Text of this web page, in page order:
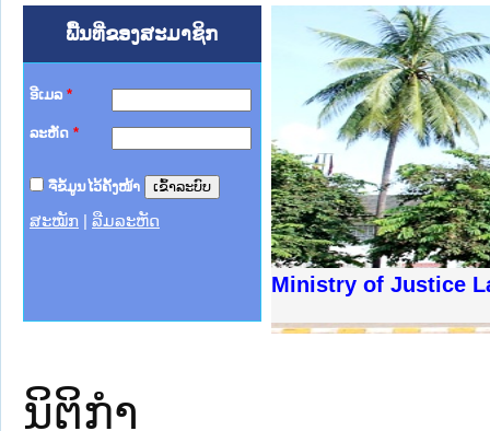
ພື້ນທີ່ຂອງສະມາຊິກ
ອີເມລ *
ລະຫັດ *
ຈື່ຂໍ້ມູນໄວ້ຄັ້ງໜ້າ
ສະໝັກ ລືມລະຫັດ
Ministry of Justice
ຊາຊົນ ພາກເໜືອ
ການ
ກາງ
ກໃຕ້
ນຕຳຫຼວດປະຊາຊົນ
ສັນຕິບານປະຊາຊົນ
ກເໜືອ
ຊາຊົນ ພາກກາງ
ນິຕິກໍາ